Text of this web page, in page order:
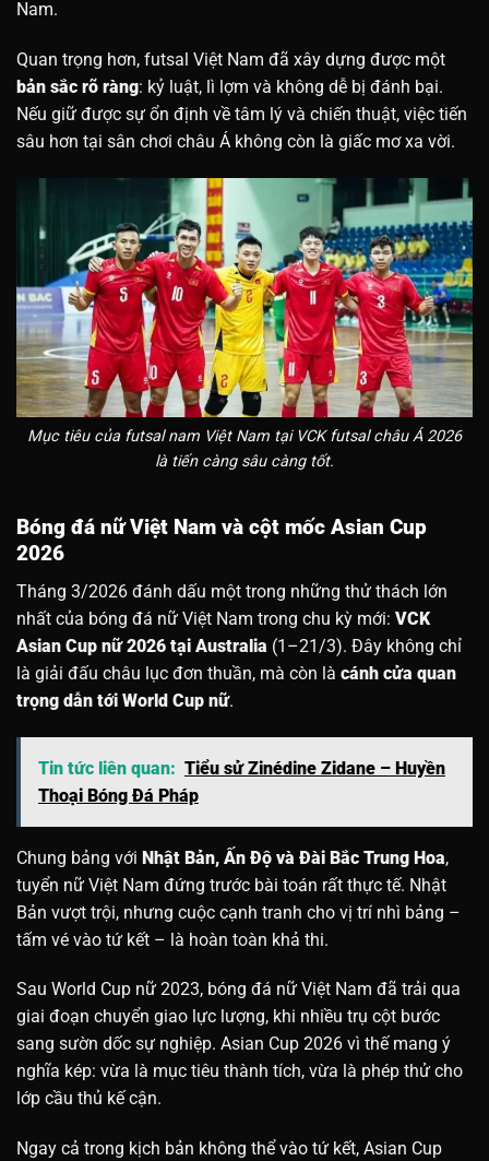
Nam.
Quan trọng hơn, futsal Việt Nam đã xây dựng được một
bản sắc rõ ràng: kỷ luật, lì lợm và không dễ bị đánh bại.
Nếu giữ được sự ổn định về tâm lý và chiến thuật, việc tiến
sâu hơn tại sân chơi châu Á không còn là giấc mơ xa vời.
Mục tiêu của futsal nam Việt Nam tại VCK futsal châu Á 2026
là tiến càng sâu càng tốt.
Bóng đá nữ Việt Nam và cột mốc Asian Cup
2026
Tháng 3/2026 đánh dấu một trong những thử thách lớn
nhất của bóng đá nữ Việt Nam trong chu kỳ mới: VCK
Asian Cup nữ 2026 tại Australia (1–21/3). Đây không chỉ
là giải đấu châu lục đơn thuần, mà còn là cánh cửa quan
trọng dẫn tới World Cup nữ.
Tin tức liên quan: Tiểu sử Zinédine Zidane – Huyền
Thoại Bóng Đá Pháp
Chung bảng với Nhật Bản, Ấn Độ và Đài Bắc Trung Hoa,
tuyển nữ Việt Nam đứng trước bài toán rất thực tế. Nhật
Bản vượt trội, nhưng cuộc cạnh tranh cho vị trí nhì bảng –
tấm vé vào tứ kết – là hoàn toàn khả thi.
Sau World Cup nữ 2023, bóng đá nữ Việt Nam đã trải qua
giai đoạn chuyển giao lực lượng, khi nhiều trụ cột bước
sang sườn dốc sự nghiệp. Asian Cup 2026 vì thế mang ý
nghĩa kép: vừa là mục tiêu thành tích, vừa là phép thử cho
lớp cầu thủ kế cận.
Ngay cả trong kịch bản không thể vào tứ kết, Asian Cup